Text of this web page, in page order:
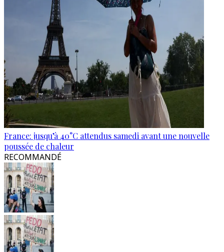
France: jusqu’à 40°C attendus samedi avant une nouvelle
poussée de chaleur
RECOMMANDÉ